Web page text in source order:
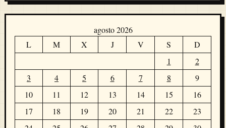
agosto 2026
L
M X J V S
D
1
2
3
4 5 6 7 8
9
10
11 12 13 14 15
16
17
18 19 20 21 22
23